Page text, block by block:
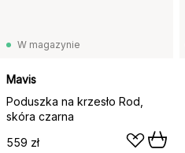
W magazynie
Mavis
Poduszka na krzesło Rod,
skóra czarna
559 zł